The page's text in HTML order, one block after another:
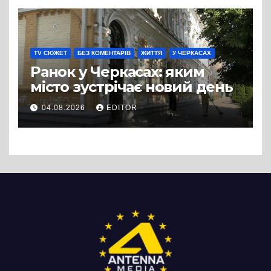
TV СЮЖЕТ БЕЗ КОМЕНТАРІВ ЖИТТЯ У ЧЕРКАСАХ
Ранок у Черкасах: яким
місто зустрічає новий день
04.08.2026 EDITOR